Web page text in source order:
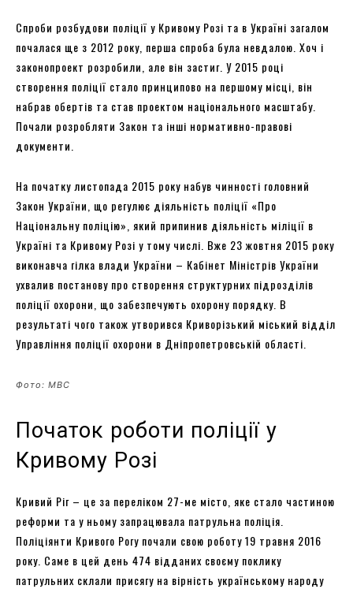
Спроби розбудови поліції у Кривому Розі та в Україні загалом
почалася ще з 2012 року, перша спроба була невдалою. Хоч і
законопроект розробили, але він застиг. У 2015 році
створення поліції стало принципово на першому місці, він
набрав обертів та став проектом національного масштабу.
Почали розробляти Закон та інші нормативно-правові
документи.
На початку листопада 2015 року набув чинності головний
Закон України, що регулює діяльність поліції «Про
Національну поліцію», який припинив діяльність міліції в
Україні та Кривому Розі у тому числі. Вже 23 жовтня 2015 року
виконавча гілка влади України – Кабінет Міністрів України
ухвалив постанову про створення структурних підрозділів
поліції охорони, що забезпечують охорону порядку. В
результаті чого також утворився Криворізький міський відділ
Управління поліції охорони в Дніпропетровській області.
Фото: МВС
Початок роботи поліції у
Кривому Розі
Кривий Ріг – це за переліком 27-ме місто, яке стало частиною
реформи та у ньому запрацювала патрульна поліція.
Поліціянти Кривого Рогу почали свою роботу 19 травня 2016
року. Саме в цей день 474 відданих своєму поклику
патрульних склали присягу на вірність українському народу